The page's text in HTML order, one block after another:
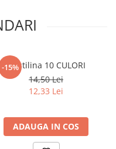
-15%
Plastilina 10 CULORI
14,50 Lei
12,33 Lei
ADAUGA IN COS